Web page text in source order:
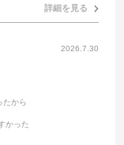
詳細を見る
2026.7.30
たから
かった